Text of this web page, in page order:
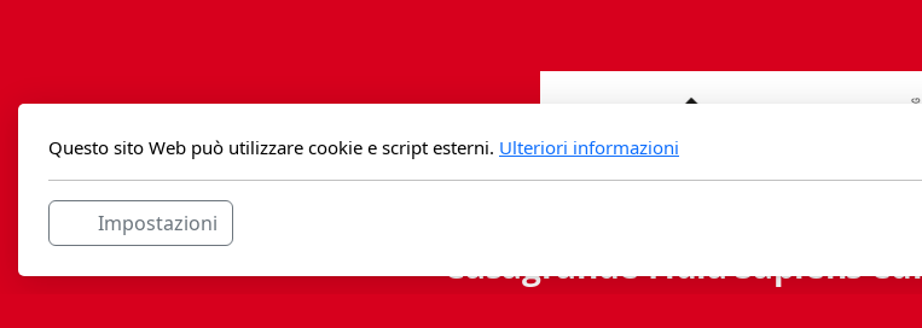
Casagrande Fidia Sapiens
Questo sito Web può utilizzare cookie e script esterni. Ulteriori informazioni
Impostazioni